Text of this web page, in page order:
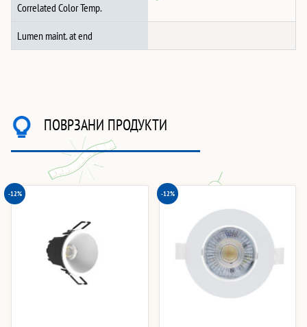
Correlated Color Temp.
Lumen maint. at end
ПОВРЗАНИ ПРОДУКТИ
-12% -12%